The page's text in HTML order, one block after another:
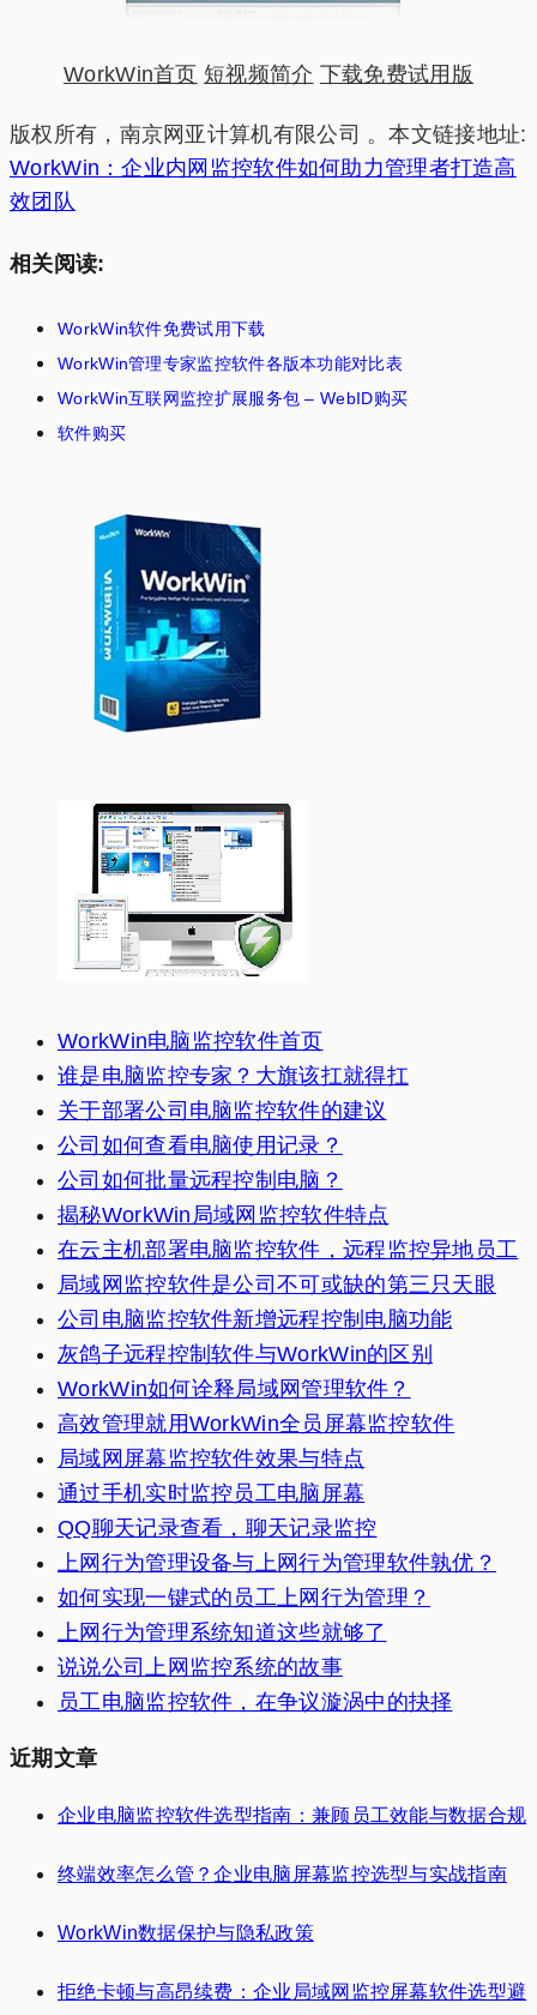
WorkWin首页 短视频简介 下载免费试用版
版权所有，南京网亚计算机有限公司 。本文链接地址:
WorkWin：企业内网监控软件如何助力管理者打造高
效团队
相关阅读:
WorkWin软件免费试用下载
WorkWin管理专家监控软件各版本功能对比表
WorkWin互联网监控扩展服务包 – WebID购买
软件购买
WorkWin电脑监控软件首页
谁是电脑监控专家？大旗该扛就得扛
关于部署公司电脑监控软件的建议
公司如何查看电脑使用记录？
公司如何批量远程控制电脑？
揭秘WorkWin局域网监控软件特点
在云主机部署电脑监控软件，远程监控异地员工
局域网监控软件是公司不可或缺的第三只天眼
公司电脑监控软件新增远程控制电脑功能
灰鸽子远程控制软件与WorkWin的区别
WorkWin如何诠释局域网管理软件？
高效管理就用WorkWin全员屏幕监控软件
局域网屏幕监控软件效果与特点
通过手机实时监控员工电脑屏幕
QQ聊天记录查看，聊天记录监控
上网行为管理设备与上网行为管理软件孰优？
如何实现一键式的员工上网行为管理？
上网行为管理系统知道这些就够了
说说公司上网监控系统的故事
员工电脑监控软件，在争议漩涡中的抉择
近期文章
企业电脑监控软件选型指南：兼顾员工效能与数据合规
终端效率怎么管？企业电脑屏幕监控选型与实战指南
WorkWin数据保护与隐私政策
拒绝卡顿与高昂续费：企业局域网监控屏幕软件选型避